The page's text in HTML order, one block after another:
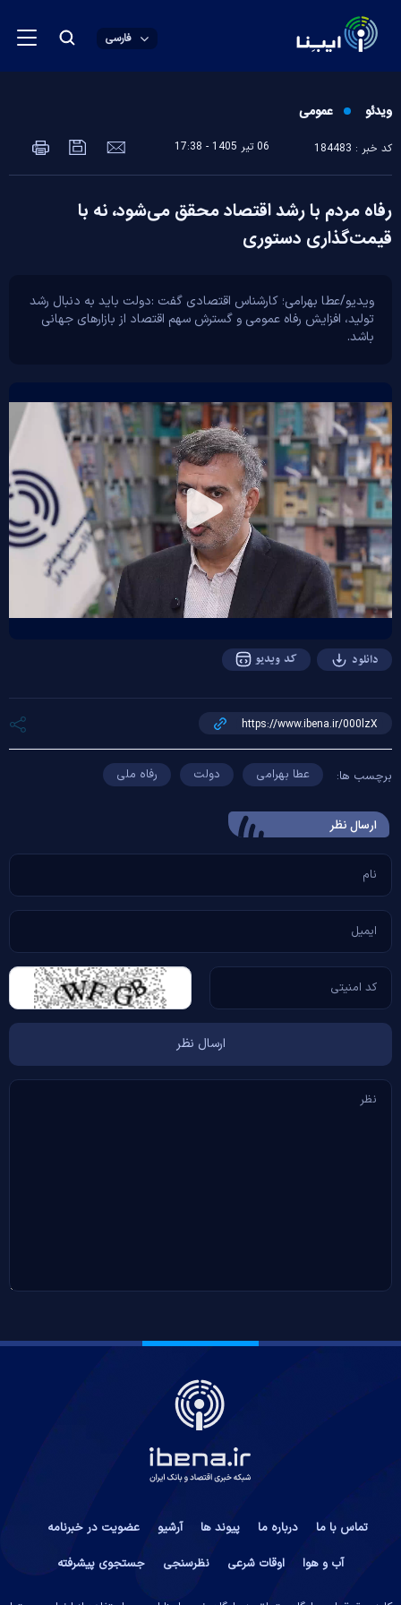
فارسی
ویدئو عمومی
کد خبر : 184483 06 تير 1405 - 17:38
رفاه مردم با رشد اقتصاد محقق می‌شود، نه با
قیمت‌گذاری دستوری
ویدیو/عطا بهرامی؛ کارشناس اقتصادی گفت :دولت باید به دنبال رشد
تولید، افزایش رفاه عمومی و گسترش سهم اقتصاد از بازار‌های جهانی
باشد.
Play
Video
دانلود کد ویدیو
برچسب ها: عطا بهرامی دولت رفاه ملی
ارسال‌ نظر
تماس با ما درباره ما پیوند ها آرشیو
عضویت در خبرنامه
آب و هوا
اوقات شرعی نظرسنجی جستجوی پیشرفته